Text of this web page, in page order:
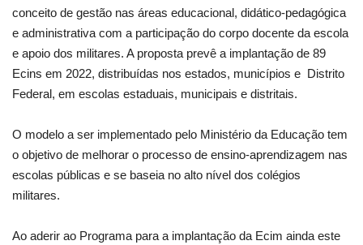
conceito de gestão nas áreas educacional, didático-pedagógica
e administrativa com a participação do corpo docente da escola
e apoio dos militares. A proposta prevê a implantação de 89
Ecins em 2022, distribuídas nos estados, municípios e Distrito
Federal, em escolas estaduais, municipais e distritais.
O modelo a ser implementado pelo Ministério da Educação tem
o objetivo de melhorar o processo de ensino-aprendizagem nas
escolas públicas e se baseia no alto nível dos colégios
militares.
Ao aderir ao Programa para a implantação da Ecim ainda este